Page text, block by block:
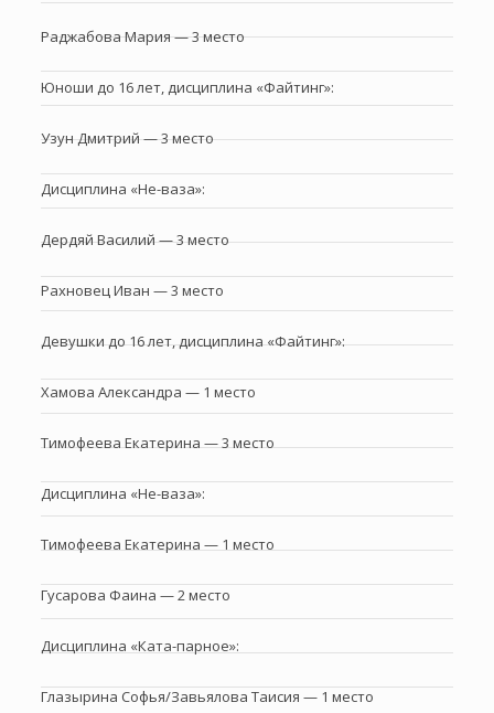
Раджабова Мария — 3 место
Юноши до 16 лет, дисциплина «Файтинг»:
Узун Дмитрий — 3 место
Дисциплина «Не-ваза»:
Дердяй Василий — 3 место
Рахновец Иван — 3 место
Девушки до 16 лет, дисциплина «Файтинг»:
Хамова Александра — 1 место
Тимофеева Екатерина — 3 место
Дисциплина «Не-ваза»:
Тимофеева Екатерина — 1 место
Гусарова Фаина — 2 место
Дисциплина «Ката-парное»:
Глазырина Софья/Завьялова Таисия — 1 место